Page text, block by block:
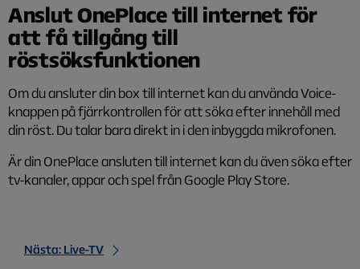
Anslut OnePlace till internet för
att få tillgång till
röstsöksfunktionen
Om du ansluter din box till internet kan du använda Voice-
knappen på fjärrkontrollen för att söka efter innehåll med
din röst. Du talar bara direkt in i den inbyggda mikrofonen.
Är din OnePlace ansluten till internet kan du även söka efter
tv-kanaler, appar och spel från Google Play Store.
Nästa: Live-TV